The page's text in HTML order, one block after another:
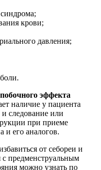
крови;
давления;
побочного эффекта
наличие у пациента
следование или
при приеме
и его аналогов.
от себореи и
с предменструальным
можно узнать по